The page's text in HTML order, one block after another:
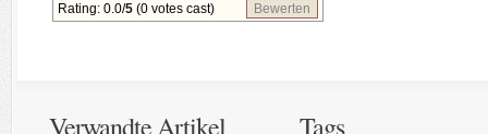
Rating: 0.0/5 (0 votes cast) Bewerten
Verwandte Artikel Tags